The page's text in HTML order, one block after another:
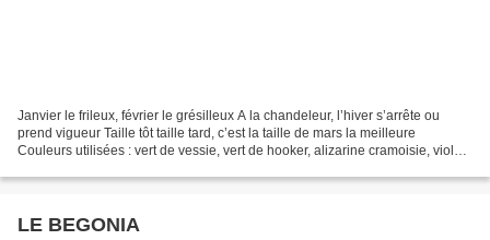
Janvier le frileux, février le grésilleux A la chandeleur, l’hiver s’arrête ou
prend vigueur Taille tôt taille tard, c’est la taille de mars la meilleure
Couleurs utilisées : vert de vessie, vert de hooker, alizarine cramoisie, violet
LE BEGONIA